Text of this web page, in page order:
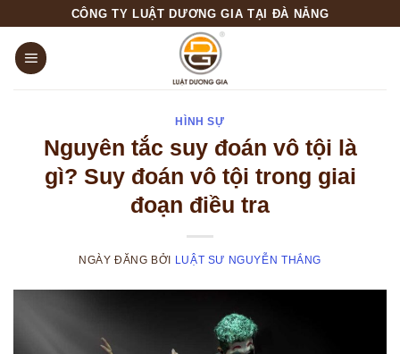
content
CÔNG TY LUẬT DƯƠNG GIA TẠI ĐÀ NẴNG
HÌNH SỰ
Nguyên tắc suy đoán vô tội là
gì? Suy đoán vô tội trong giai
đoạn điều tra
NGÀY ĐĂNG BỞI LUẬT SƯ NGUYỄN THẮNG